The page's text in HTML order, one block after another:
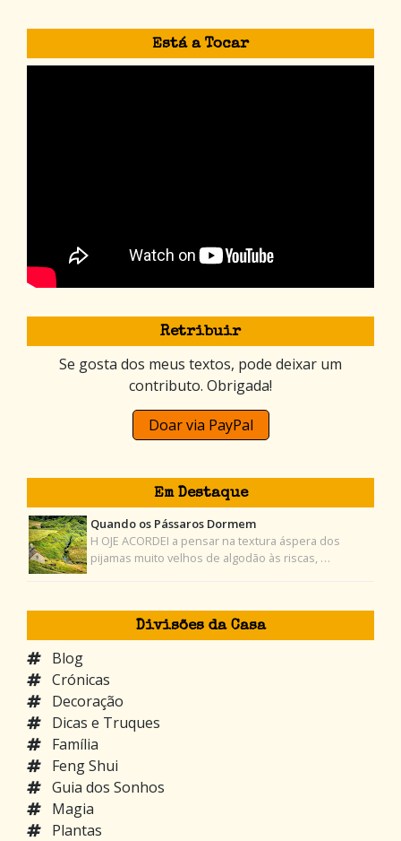
Está a Tocar
Retribuir
Se gosta dos meus textos, pode deixar um
contributo. Obrigada!
Doar via PayPal
Em Destaque
Quando os Pássaros Dormem
H OJE ACORDEI a pensar na textura áspera dos
pijamas muito velhos de algodão às riscas, …
Divisões da Casa
Blog
Crónicas
Decoração
Dicas e Truques
Família
Feng Shui
Guia dos Sonhos
Magia
Plantas